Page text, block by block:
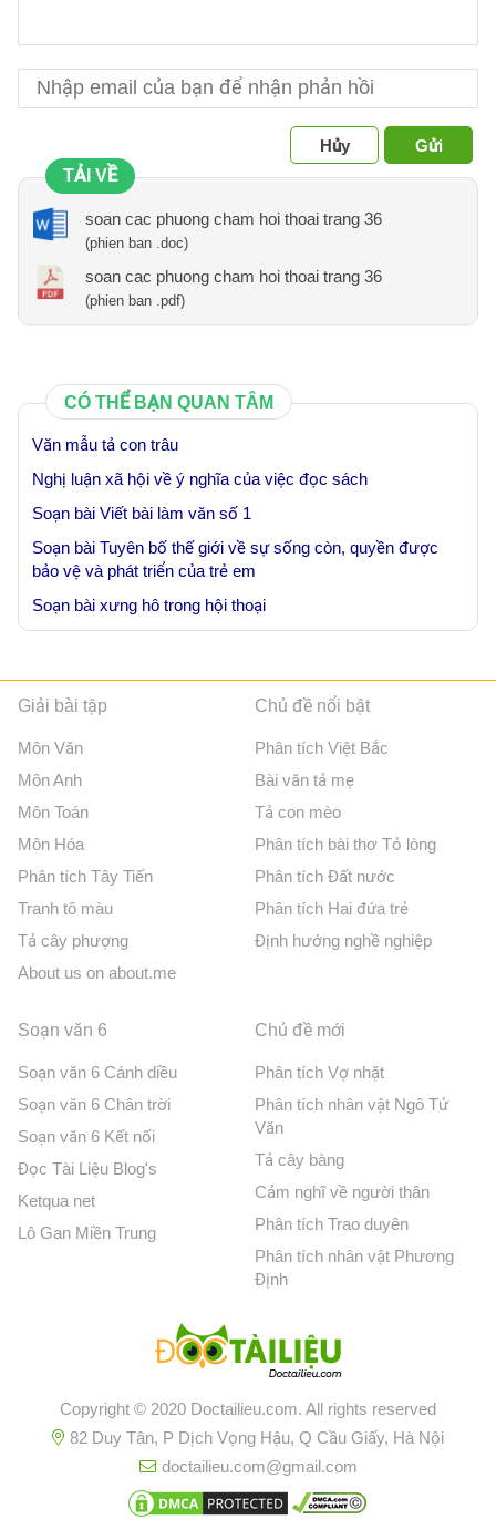
Hủy
Gửi
TẢI VỀ
soan cac phuong cham hoi thoai trang 36
(phien ban .doc)
soan cac phuong cham hoi thoai trang 36
(phien ban .pdf)
CÓ THỂ BẠN QUAN TÂM
Văn mẫu tả con trâu
Nghị luận xã hội về ý nghĩa của việc đọc sách
Soạn bài Viết bài làm văn số 1
Soạn bài Tuyên bố thế giới về sự sống còn, quyền được
bảo vệ và phát triển của trẻ em
Soạn bài xưng hô trong hội thoại
Giải bài tập
Môn Văn
Môn Anh
Môn Toán
Môn Hóa
Phân tích Tây Tiến
Tranh tô màu
Tả cây phượng
About us on about.me
Chủ đề nổi bật
Phân tích Việt Bắc
Bài văn tả mẹ
Tả con mèo
Phân tích bài thơ Tỏ lòng
Phân tích Đất nước
Phân tích Hai đứa trẻ
Định hướng nghề nghiệp
Soạn văn 6
Soạn văn 6 Cánh diều
Soạn văn 6 Chân trời
Soạn văn 6 Kết nối
Đọc Tài Liệu Blog's
Ketqua net
Lô Gan Miền Trung
Chủ đề mới
Phân tích Vợ nhặt
Phân tích nhân vật Ngô Tử
Văn
Tả cây bàng
Cảm nghĩ về người thân
Phân tích Trao duyên
Phân tích nhân vật Phương
Định
Copyright © 2020 Doctailieu.com. All rights reserved
82 Duy Tân, P Dịch Vọng Hậu, Q Cầu Giấy, Hà Nội
doctailieu.com@gmail.com